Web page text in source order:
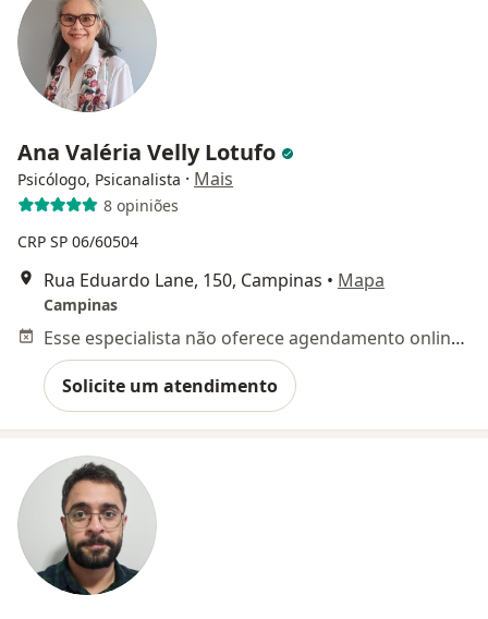
Ana Valéria Velly Lotufo
Psicólogo, Psicanalista · Mais
8 opiniões
CRP SP 06/60504
Rua Eduardo Lane, 150, Campinas • Mapa
Campinas
Esse especialista não oferece agendamento online para esse endereço.
Solicite um atendimento